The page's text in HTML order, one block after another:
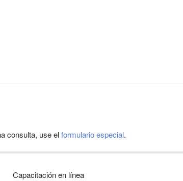
consulta, use elformulario especial.
Capacitación en línea